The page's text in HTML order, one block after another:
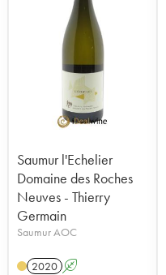
Saumur l'Echelier
Domaine des Roches
Neuves - Thierry
Germain
Saumur AOC
2020 A